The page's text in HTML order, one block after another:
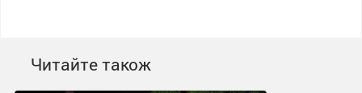
Читайте також